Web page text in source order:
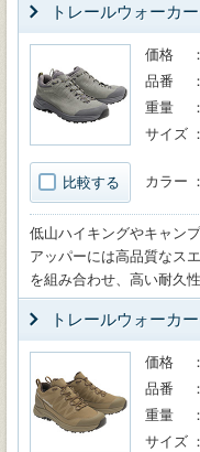
トレールウォーカ
比較する
価格
品番
重量
サイズ
カラー
低山ハイキングやキャン
アッパーには高品質なス
を組み合わせ、高い耐久
トレールウォーカ
価格
品番
重量
サイズ